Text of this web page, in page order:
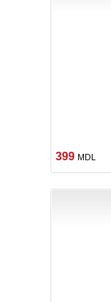
399 MDL